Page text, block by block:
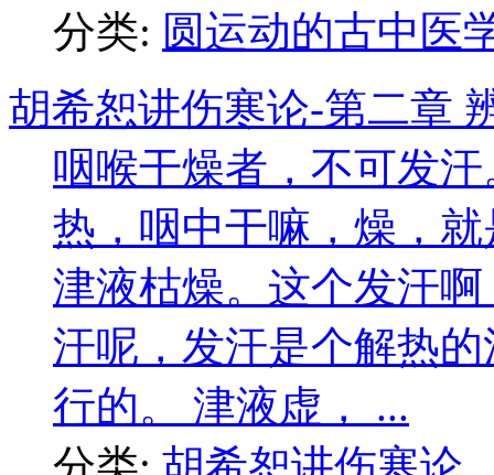
分类: 圆运动的古中医
胡希恕讲伤寒论-第二章
咽喉干燥者，不可发
热，咽中干嘛，燥，
津液枯燥。这个发汗
汗呢，发汗是个解热
行的。 津液虚， ...
分类: 胡希恕讲伤寒论